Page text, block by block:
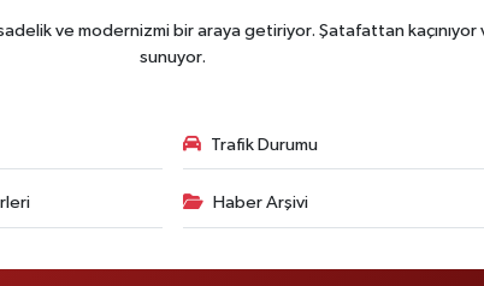
ve modernizmi bir araya getiriyor. Şatafattan
sunuyor.
Trafik Durumu
Haber Arşivi